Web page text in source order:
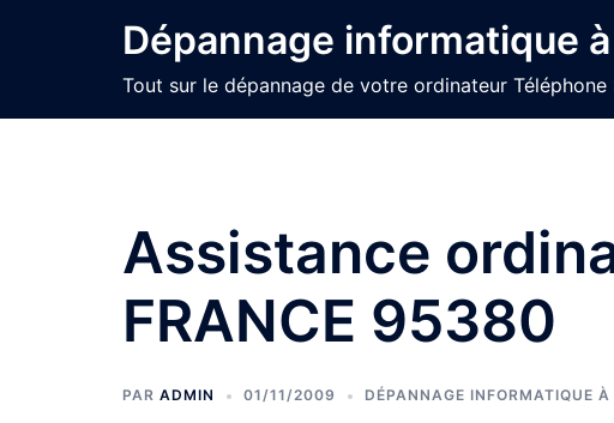
Dépannage informatique
Tout sur le dépannage de votre ordinateur Téléphone
Assistance
FRANCE 95380
PAR ADMIN 01/11/2009 DÉPANNAGE INFORMATIQUE